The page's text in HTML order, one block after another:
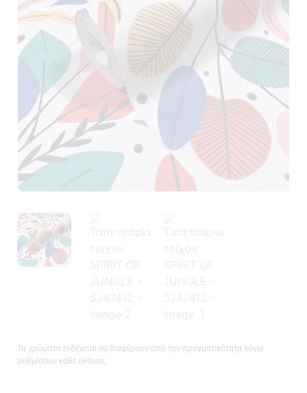
Τα χρώματα ενδέχεται να διαφέρουν από την πραγματικότητα λόγω
ρυθμίσεων κάθε οθόνης